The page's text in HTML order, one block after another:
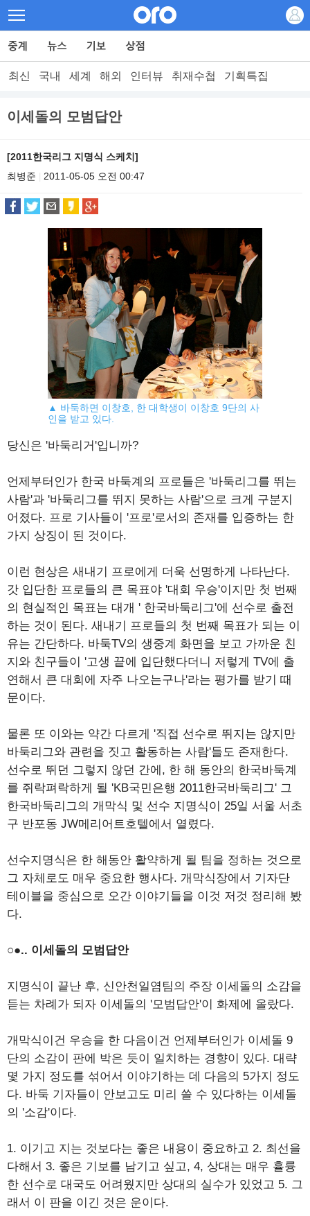
최신 국내 세계 해외 인터뷰 취재수첩 기획특집
이세돌의 모범답안
[2011한국리그 지명식 스케치]
최병준
2011-05-05 오전 00:47
▲ 바둑하면 이창호, 한 대학생이 이창호 9단의 사
인을 받고 있다.
당신은 '바둑리거'입니까?
언제부터인가 한국 바둑계의 프로들은 '바둑리그를 뛰는
사람'과 '바둑리그를 뛰지 못하는 사람'으로 크게 구분지
어졌다. 프로 기사들이 '프로'로서의 존재를 입증하는 한
가지 상징이 된 것이다.
이런 현상은 새내기 프로에게 더욱 선명하게 나타난다.
갓 입단한 프로들의 큰 목표야 '대회 우승'이지만 첫 번째
의 현실적인 목표는 대개 ' 한국바둑리그'에 선수로 출전
하는 것이 된다. 새내기 프로들의 첫 번째 목표가 되는 이
유는 간단하다. 바둑TV의 생중계 화면을 보고 가까운 친
지와 친구들이 '고생 끝에 입단했다더니 저렇게 TV에 출
연해서 큰 대회에 자주 나오는구나'라는 평가를 받기 때
문이다.
물론 또 이와는 약간 다르게 '직접 선수로 뛰지는 않지만
바둑리그와 관련을 짓고 활동하는 사람'들도 존재한다.
선수로 뛰던 그렇지 않던 간에, 한 해 동안의 한국바둑계
를 쥐락펴락하게 될 'KB국민은행 2011한국바둑리그' 그
한국바둑리그의 개막식 및 선수 지명식이 25일 서울 서초
구 반포동 JW메리어트호텔에서 열렸다.
선수지명식은 한 해동안 활약하게 될 팀을 정하는 것으로
그 자체로도 매우 중요한 행사다. 개막식장에서 기자단
테이블을 중심으로 오간 이야기들을 이것 저것 정리해 봤
다.
○●.. 이세돌의 모범답안
지명식이 끝난 후, 신안천일염팀의 주장 이세돌의 소감을
듣는 차례가 되자 이세돌의 '모범답안'이 화제에 올랐다.
개막식이건 우승을 한 다음이건 언제부터인가 이세돌 9
단의 소감이 판에 박은 듯이 일치하는 경향이 있다. 대략
몇 가지 정도를 섞어서 이야기하는 데 다음의 5가지 정도
다. 바둑 기자들이 안보고도 미리 쓸 수 있다하는 이세돌
의 '소감'이다.
1. 이기고 지는 것보다는 좋은 내용이 중요하고 2. 최선을
다해서 3. 좋은 기보를 남기고 싶고, 4, 상대는 매우 휼륭
한 선수로 대국도 어려웠지만 상대의 실수가 있었고 5. 그
래서 이 판을 이긴 것은 운이다.